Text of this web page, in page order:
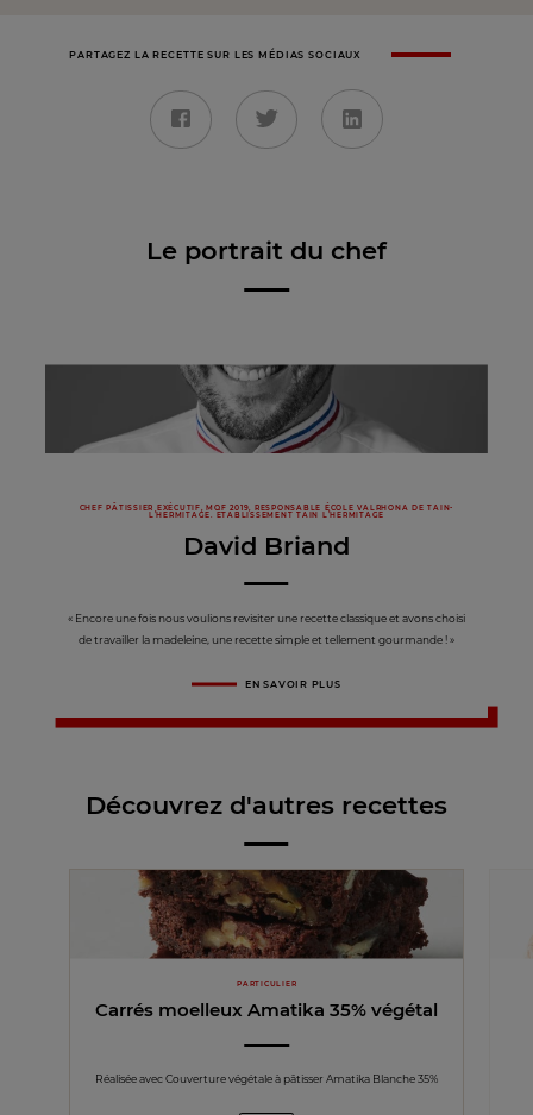
PARTAGEZ LA RECETTE SUR LES MÉDIAS SOCIAUX
Le portrait du chef
CHEF PÂTISSIER EXÉCUTIF, MOF 2019, RESPONSABLE ÉCOLE VALRHONA DE TAIN-
L’HERMITAGE. ÉTABLISSEMENT TAIN L’HERMITAGE
David Briand
« Encore une fois nous voulions revisiter une recette classique et avons choisi
de travailler la madeleine, une recette simple et tellement gourmande ! »
EN SAVOIR PLUS
Découvrez d'autres recettes
PARTICULIER
Carrés moelleux Amatika 35% végétal
Réalisée avec Couverture végétale à pâtisser Amatika Blanche 35%